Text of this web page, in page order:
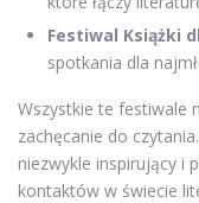
Festiwal Książki
spotkania dla
Wszystkie te festiwale
zachęcanie do
niezwykle inspirujący i
kontaktów w świecie